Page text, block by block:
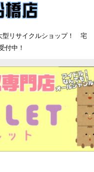
型リサイクルショップ！ 宅
付中！